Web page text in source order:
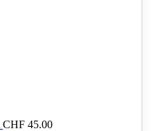
CHF 45.00